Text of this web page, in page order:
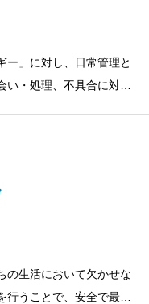
ー」に対し、日常管理と
・処理、不具合に対す
の生活において欠かせな
うことで、安全で最適